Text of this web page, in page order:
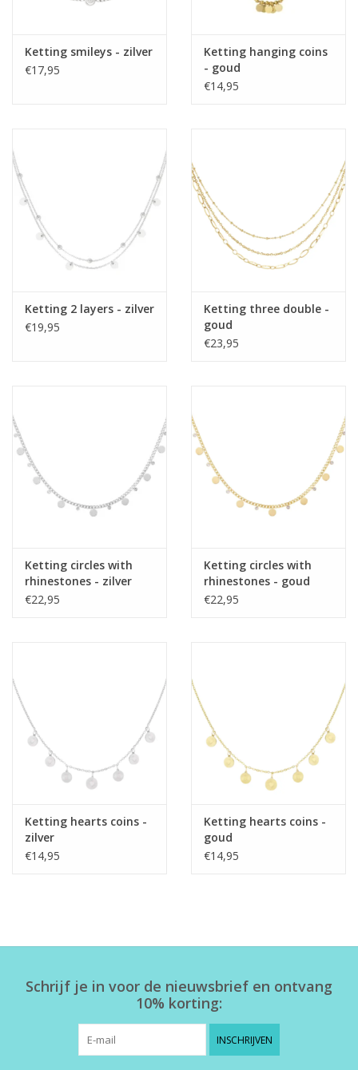
Ketting smileys - zilver
€17,95
Ketting hanging coins
- goud
€14,95
Ketting 2 layers - zilver
€19,95
Ketting three double -
goud
€23,95
Ketting circles with
rhinestones - zilver
€22,95
Ketting circles with
rhinestones - goud
€22,95
Ketting hearts coins -
zilver
€14,95
Ketting hearts coins -
goud
€14,95
Schrijf je in voor de nieuwsbrief en ontvang
10% korting:
INSCHRIJVEN